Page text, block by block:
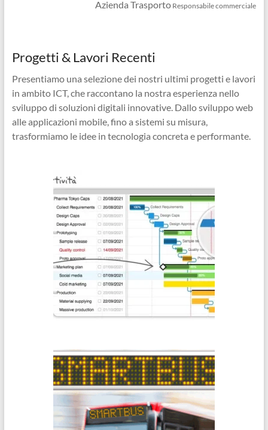
Azienda Trasporto Responsabile commerciale
Progetti & Lavori Recenti
Presentiamo una selezione dei nostri ultimi progetti e lavori
in ambito ICT, che raccontano la nostra esperienza nello
sviluppo di soluzioni digitali innovative. Dallo sviluppo web
alle applicazioni mobile, fino a sistemi su misura,
trasformiamo le idee in tecnologia concreta e performante.